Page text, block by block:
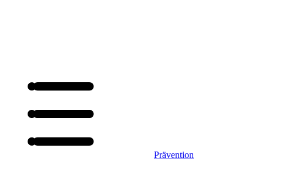
Prävention